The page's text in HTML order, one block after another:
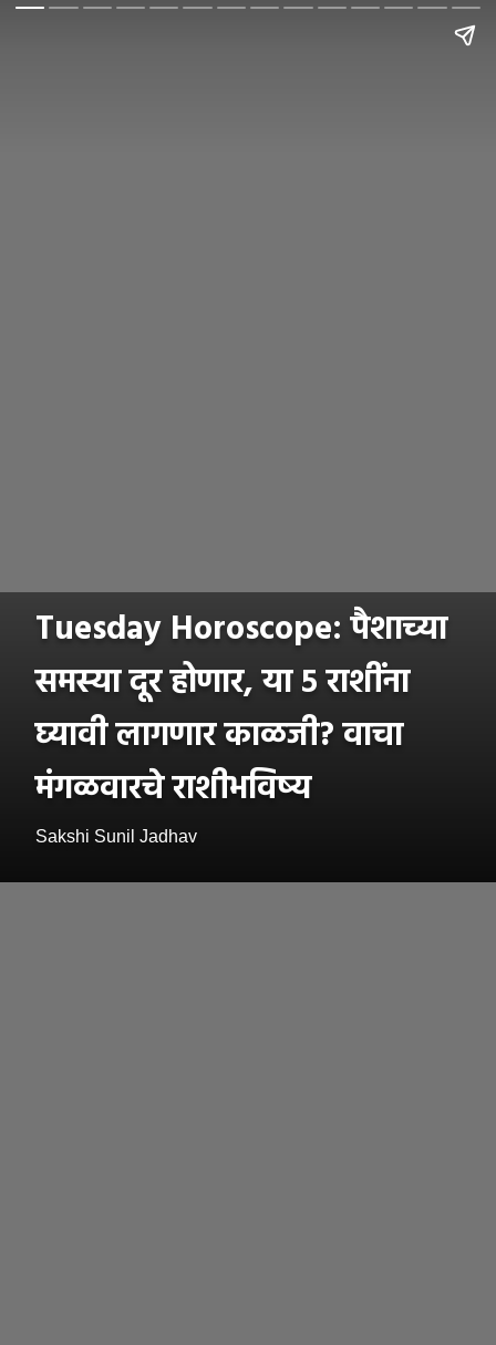
Tuesday Horoscope: पैशाच्या
समस्या दूर होणार, या ५ राशींना
घ्यावी लागणार काळजी? वाचा
मंगळवारचे राशीभविष्य
Sakshi Sunil Jadhav